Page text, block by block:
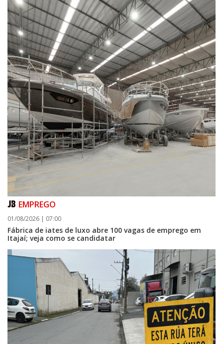
06/08/2026 | 07:00
Porto Belo abre inscrições para entidades da sociedade civil participarem
da composição do Conselho Municipal da Habitação
EMPREGO
01/08/2026 | 07:00
Fábrica de iates de luxo abre 100 vagas de emprego em
Itajaí; veja como se candidatar